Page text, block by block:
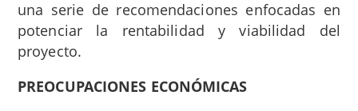
una serie de recomendaciones enfocadas en
potenciar la rentabilidad y viabilidad del
proyecto.
PREOCUPACIONES ECONÓMICAS